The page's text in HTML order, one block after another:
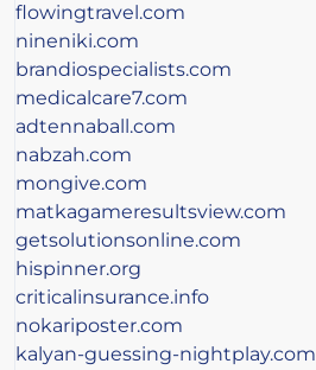
flowingtravel.com
nineniki.com
brandiospecialists.com
medicalcare7.com
adtennaball.com
nabzah.com
mongive.com
matkagameresultsview.com
getsolutionsonline.com
hispinner.org
criticalinsurance.info
nokariposter.com
kalyan-guessing-nightplay.com